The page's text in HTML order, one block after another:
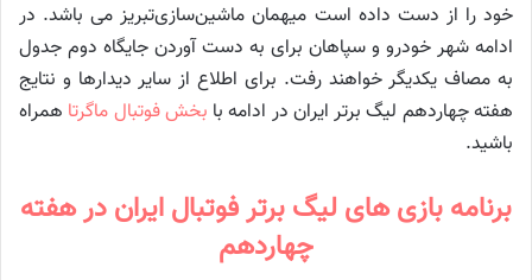
خود را از دست داده است میهمان ماشین‌سازی‌تبریز می باشد. در
ادامه شهر خودرو و سپاهان برای به دست آوردن جایگاه دوم جدول
به مصاف یکدیگر خواهند رفت. برای اطلاع از سایر دیدارها و نتایج
هفته چهاردهم لیگ برتر ایران در ادامه با بخش فوتبال ماگرتا همراه
باشید.
برنامه بازی های لیگ برتر فوتبال ایران در هفته
چهاردهم